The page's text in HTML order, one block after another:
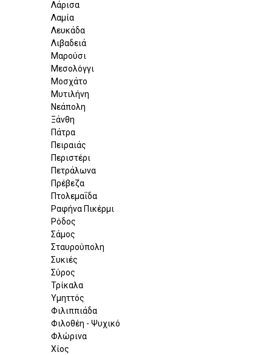
Λάρισα
Λαμία
Λευκάδα
Λιβαδειά
Μαρούσι
Μεσολόγγι
Μοσχάτο
Μυτιλήνη
Νεάπολη
Ξάνθη
Πάτρα
Πειραιάς
Περιστέρι
Πετράλωνα
Πρέβεζα
Πτολεμαΐδα
Ραφήνα Πικέρμι
Ρόδος
Σάμος
Σταυρούπολη
Συκιές
Σύρος
Τρίκαλα
Υμηττός
Φιλιππιάδα
Φιλοθέη - Ψυχικό
Φλώρινα
Χίος